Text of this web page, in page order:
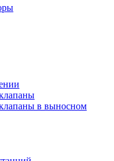
в выносном